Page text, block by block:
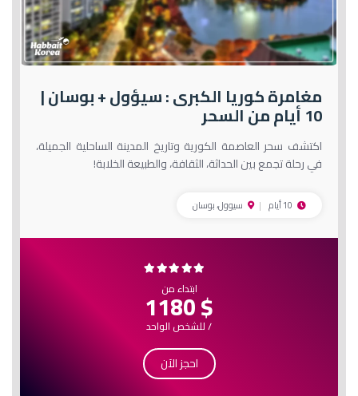
مغامرة كوريا الكبرى : سيؤول + بوسان |
10 أيام من السحر
اكتشف سحر العاصمة الكورية وتاريخ المدينة الساحلية الجميلة،
في رحلة تجمع بين الحداثة، الثقافة، والطبيعة الخلابة!
سيوول، بوسان
ابتداء من $ 1180
/ للشخص الواحد
احجز الآن